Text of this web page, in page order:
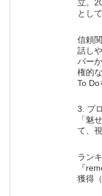
立。
とし
信頼
話し
バー
権的
To Do
3. プ
「魅
て、
ラン
『
獲得